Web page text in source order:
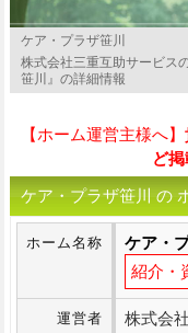
ケア・プラザ笹川
株式会社三重互助サービス
笹川』の詳細情報
【ホーム運営主様へ】
ど
ケア・プラザ笹川 の
ホーム名称
ケア・
紹介・
運営者 株式会